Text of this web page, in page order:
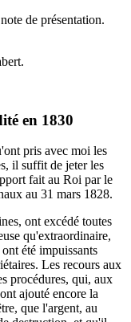
de présentation.
en 1830
pris avec moi les
il suffit de jeter les
fait au Roi par le
au 31 mars 1828.
ont excédé toutes
qu'extraordinaire,
été impuissants
Les recours aux
procédures, qui, aux
ajouté encore la
que l'argent, au